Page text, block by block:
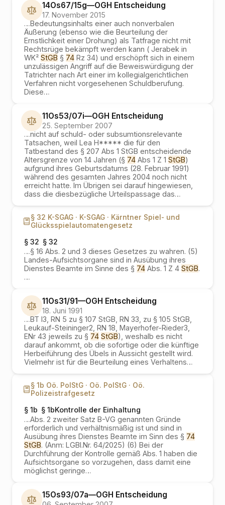
14Os67/15g—OGH Entscheidung
17. November 2015
…Bedeutungsinhalts einer auch nonverbalen
Äußerung (ebenso wie die Beurteilung der
Ernstlichkeit einer Drohung) als Tatfrage nicht mit
Rechtsrüge bekämpft werden kann ( Jerabek in
WK² StGB § 74 Rz 34) und erschöpft sich in einem
unzulässigen Angriff auf die Beweiswürdigung der
Tatrichter nach Art einer im kollegialgerichtlichen
Verfahren nicht vorgesehenen Schuldberufung.
Diese…
11Os53/07i—OGH Entscheidung
25. September 2007
…nicht auf schuld- oder subsumtionsrelevante
Tatsachen, weil Lea H***** die für den
Tatbestand des § 207 Abs 1 StGB entscheidende
Altersgrenze von 14 Jahren (§ 74 Abs 1 Z 1 StGB)
aufgrund ihres Geburtsdatums (28. Februar 1991)
während des gesamten Jahres 2004 noch nicht
erreicht hatte. Im Übrigen sei darauf hingewiesen,
dass die diesbezügliche Urteilspassage das…
§ 32 K-SGAG · K-SGAG · Kärntner Spiel- und
Glücksspielautomatengesetz
§ 32 § 32
…§ 16 Abs. 2 und 3 dieses Gesetzes zu wahren. (5)
Landes-Aufsichtsorgane sind in Ausübung ihres
Dienstes Beamte im Sinne des § 74 Abs. 1 Z 4 StGB.
…
11Os31/91—OGH Entscheidung
18. Juni 1991
…BT I3, RN 5 zu § 107 StGB, RN 33, zu § 105 StGB,
Leukauf-Steininger2, RN 18, Mayerhofer-Rieder3,
ENr 43 jeweils zu § 74 StGB), weshalb es nicht
darauf ankommt, ob die sofortige oder die künftige
Herbeiführung des Übels in Aussicht gestellt wird.
Vielmehr ist für die Beurteilung eines Verhaltens…
§ 1b Oö. PolStG · Oö. PolStG · Oö.
Polizeistrafgesetz
§ 1b § 1bKontrolle der Einhaltung
…Abs. 2 zweiter Satz B-VG genannten Gründe
erforderlich und verhältnismäßig ist und sind in
Ausübung ihres Dienstes Beamte im Sinn des § 74
StGB. (Anm: LGBl.Nr. 64/2025) (6) Bei der
Durchführung der Kontrolle gemäß Abs. 1 haben die
Aufsichtsorgane so vorzugehen, dass damit eine
möglichst geringe…
15Os93/07a—OGH Entscheidung